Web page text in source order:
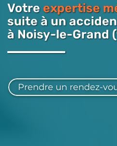
Votre expertise
suite à un
à Noisy-le-Grand
Prendre un rendez-